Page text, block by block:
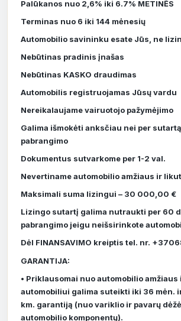
Palūkanos nuo 2,6% iki 6.7% METINĖS
Terminas nuo 6 iki 144 mėnesių
Automobilio savininku esate Jūs, ne
Nebūtinas pradinis įnašas
Nebūtinas KASKO draudimas
Automobilis registruojamas Jūsų vardu
Nereikalaujame vairuotojo pažymėjimo
Galima išmokėti anksčiau nei per
pabrangimo
Dokumentus sutvarkome per 1-2 val.
Nevertiname automobilio amžiaus ir
Maksimali suma lizingui – 30 000,00 €
Lizingo sutartį galima nutraukti per 60
pabrangimo jeigu neišsirinkote
Dėl FINANSAVIMO kreiptis tel. nr.
GARANTIJA:
• Priklausomai nuo automobilio amžiaus
automobiliui galima suteikti iki 36 mėn.
km. garantiją (nuo variklio ir pavarų
automobilio komponentų).